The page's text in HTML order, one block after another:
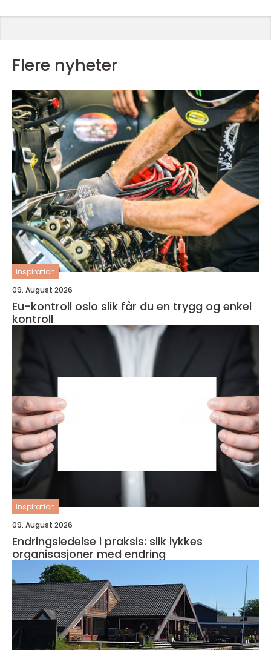
Flere nyheter
inspiration
09. August 2026
Eu-kontroll oslo slik får du en trygg og enkel
kontroll
inspiration
09. August 2026
Endringsledelse i praksis: slik lykkes
organisasjoner med endring